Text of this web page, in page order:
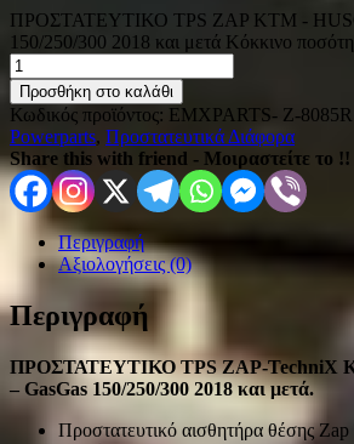
ΠΡΟΣΤΑΤΕΥΤΙΚΟ TPS ZAP KTM -
150/250/300 2018 και μετά Κόκκινο
Προσθήκη στο καλάθι
Κωδικός προϊόντος: EMXPARTS- Z-8085R
Powerparts, Προστατευτικά Διάφορα
Share this with friend - Μοιραστείτε το !!
Περιγραφή
Αξιολογήσεις (0)
Περιγραφή
ΠΡΟΣΤΑΤΕΥΤΙΚΟ TPS ZAP-TechniX
– GasGas 150/250/300 2018 και μετά.
Προστατευτικό αισθητήρα θέσης